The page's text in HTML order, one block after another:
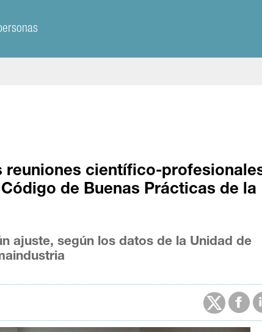
reuniones científico-
de Buenas Prácticas de la
ajuste, según los datos de la Unidad de